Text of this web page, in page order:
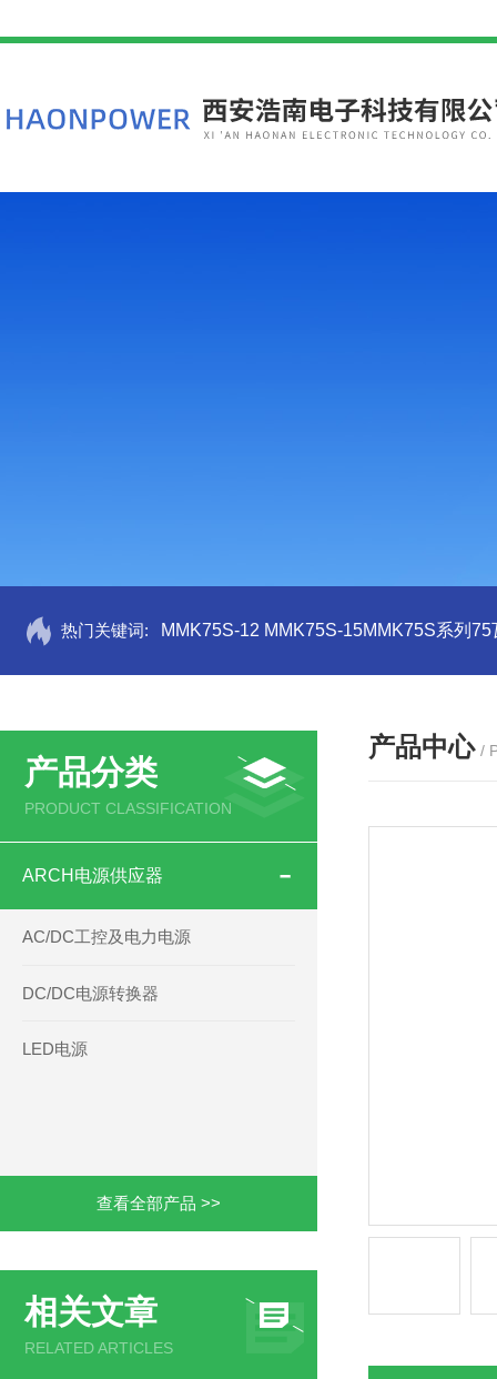
热门关键词: MMK75S-12 MMK75S-15MMK75S系列
产品分类
PRODUCT CLASSIFICATION
ARCH电源供应器
AC/DC工控及电力电源
DC/DC电源转换器
LED电源
查看全部产品 >>
相关文章
RELATED ARTICLES
产品中心 /